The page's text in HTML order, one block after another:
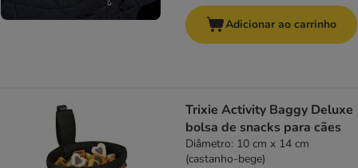
Adicionar ao carrinho
Trixie Activity Baggy Deluxe
bolsa de snacks para cães
Diâmetro: 10 cm x 14 cm
(castanho-bege)